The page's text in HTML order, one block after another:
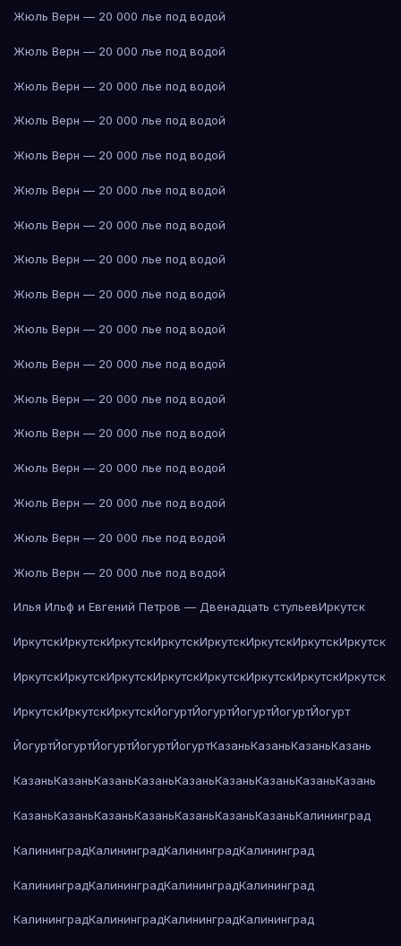
Жюль Верн — 20 000 лье под водой
Жюль Верн — 20 000 лье под водой
Жюль Верн — 20 000 лье под водой
Жюль Верн — 20 000 лье под водой
Жюль Верн — 20 000 лье под водой
Жюль Верн — 20 000 лье под водой
Жюль Верн — 20 000 лье под водой
Жюль Верн — 20 000 лье под водой
Жюль Верн — 20 000 лье под водой
Жюль Верн — 20 000 лье под водой
Жюль Верн — 20 000 лье под водой
Жюль Верн — 20 000 лье под водой
Жюль Верн — 20 000 лье под водой
Жюль Верн — 20 000 лье под водой
Жюль Верн — 20 000 лье под водой
Жюль Верн — 20 000 лье под водой
Жюль Верн — 20 000 лье под водой
Илья Ильф и Евгений Петров — Двенадцать стульевИркутск
ИркутскИркутскИркутскИркутскИркутскИркутскИркутскИркутск
ИркутскИркутскИркутскИркутскИркутскИркутскИркутскИркутск
ИркутскИркутскИркутскЙогуртЙогуртЙогуртЙогуртЙогурт
ЙогуртЙогуртЙогуртЙогуртЙогуртКазаньКазаньКазаньКазань
КазаньКазаньКазаньКазаньКазаньКазаньКазаньКазаньКазань
КазаньКазаньКазаньКазаньКазаньКазаньКазаньКалининград
КалининградКалининградКалининградКалининград
КалининградКалининградКалининградКалининград
КалининградКалининградКалининградКалининград